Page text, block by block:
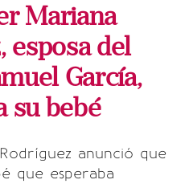
Mariana
esposa del
García,
su bebé
anunció que
que esperaba